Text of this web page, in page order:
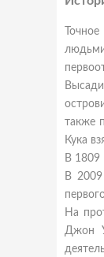
людьми
также
Кука
В 1809
В 2009
На
Джон